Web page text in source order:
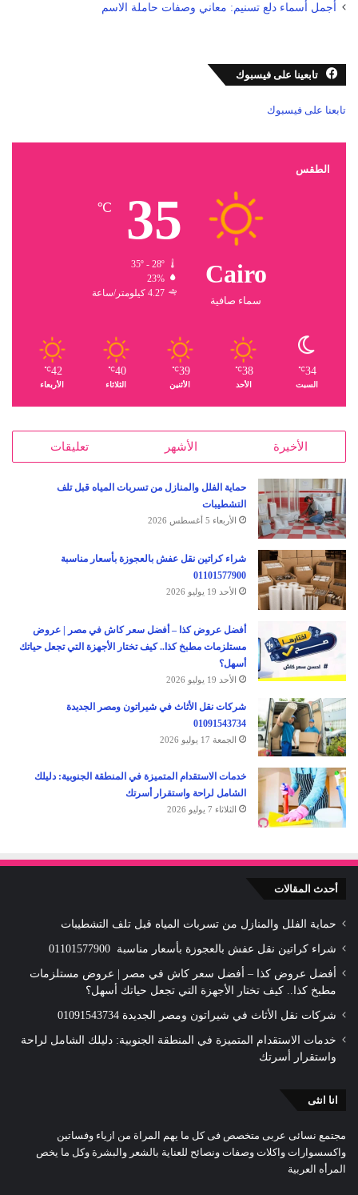
أجمل أسماء دلع تسنيم: معاني وصفات حاملة الاسم
تابعينا على فيسبوك
تابعنا على فيسبوك
الطقس
Cairo
سماء صافية
35
℃
35º - 28º
23%
4.27 كيلومتر/ساعة
34
℃
السبت
38
℃
الأحد
39
℃
الأثنين
40
℃
الثلاثاء
42
℃
الأربعاء
الأخيرة الأشهر تعليقات
حماية الفلل والمنازل من تسربات المياه قبل تلف
التشطيبات
الأربعاء 5 أغسطس 2026
شراء كراتين نقل عفش بالعجوزة بأسعار مناسبة
01101577900
الأحد 19 يوليو 2026
أفضل عروض كذا – أفضل سعر كاش في مصر | عروض
مستلزمات مطبخ كذا.. كيف تختار الأجهزة التي تجعل حياتك
أسهل؟
الأحد 19 يوليو 2026
شركات نقل الأثاث في شيراتون ومصر الجديدة
01091543734
الجمعة 17 يوليو 2026
خدمات الاستقدام المتميزة في المنطقة الجنوبية: دليلك
الشامل لراحة واستقرار أسرتك
الثلاثاء 7 يوليو 2026
أحدث المقالات
حماية الفلل والمنازل من تسربات المياه قبل تلف التشطيبات
شراء كراتين نقل عفش بالعجوزة بأسعار مناسبة 01101577900
أفضل عروض كذا – أفضل سعر كاش في مصر | عروض مستلزمات
مطبخ كذا.. كيف تختار الأجهزة التي تجعل حياتك أسهل؟
شركات نقل الأثاث في شيراتون ومصر الجديدة 01091543734
خدمات الاستقدام المتميزة في المنطقة الجنوبية: دليلك الشامل لراحة
واستقرار أسرتك
انا انثى
مجتمع نسائى عربى متخصص فى كل ما يهم المراة من ازياء وفساتين
واكسسوارات واكلات وصفات ونصائح للعناية بالشعر والبشرة وكل ما يخص
المرأه العربية